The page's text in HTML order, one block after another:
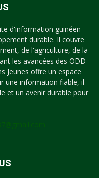
d'information guinéen
durable. Il couvre
de l'agriculture, de la
les avancées des ODD
Jeunes offre un espace
une information fiable, il
et un avenir durable pour